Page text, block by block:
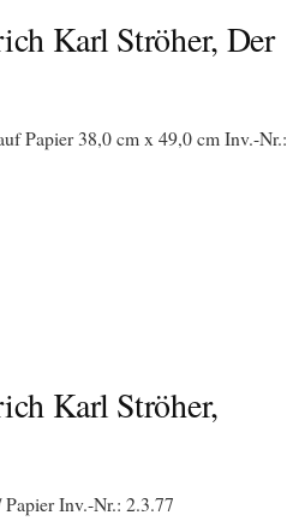
Karl Ströher, Der
Papier 38,0 cm x 49,0 cm Inv.-Nr.:
Karl Ströher,
Inv.-Nr.: 2.3.77